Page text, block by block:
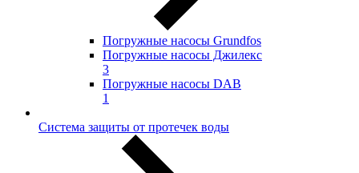
Погружные насосы Grundfos
Погружные насосы Джилекс
3
Погружные насосы DAB
1
Система защиты от протечек воды